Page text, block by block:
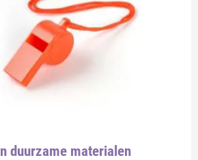
duurzame materialen